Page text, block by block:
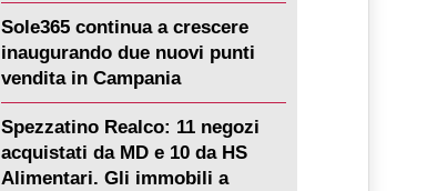
Sole365 continua a crescere
inaugurando due nuovi punti
vendita in Campania
Spezzatino Realco: 11 negozi
acquistati da MD e 10 da HS
Alimentari. Gli immobili a